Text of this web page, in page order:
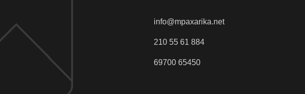
info@mpaxarika.net
210 55 61 884
69700 65450